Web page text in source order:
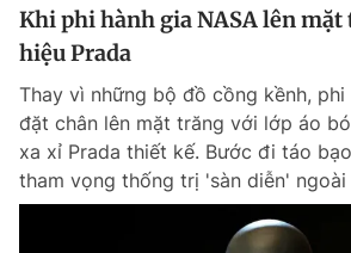
Hotline
0906 645 777
Liên hệ
Đặt báo Quảng cáo RSS Tòa soạn
Tổng biên tập: Nguyễn Ngọc Toàn
Phó tổng biên tập thường trực: Hải Thành
Phó tổng biên tập: Lâm Hiếu Dũng
Phó tổng biên tập: Trần Việt Hưng
Tổng thư ký tòa soạn: Đức Trung
Khi phi hành gia NASA lên mặt
hiệu Prada
Thay vì những bộ đồ cồng kềnh, phi
đặt chân lên mặt trăng với lớp áo
xa xỉ Prada thiết kế. Bước đi táo
tham vọng thống trị 'sàn diễn' ngoài